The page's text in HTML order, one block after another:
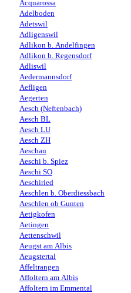
Acquarossa
Adelboden
Adetswil
Adligenswil
Adlikon b. Andelfingen
Adlikon b. Regensdorf
Adliswil
Aedermannsdorf
Aefligen
Aegerten
Aesch (Neftenbach)
Aesch BL
Aesch LU
Aesch ZH
Aeschau
Aeschi b. Spiez
Aeschi SO
Aeschiried
Aeschlen b. Oberdiessbach
Aeschlen ob Gunten
Aetigkofen
Aetingen
Aettenschwil
Aeugst am Albis
Aeugstertal
Affeltrangen
Affoltern am Albis
Affoltern im Emmental